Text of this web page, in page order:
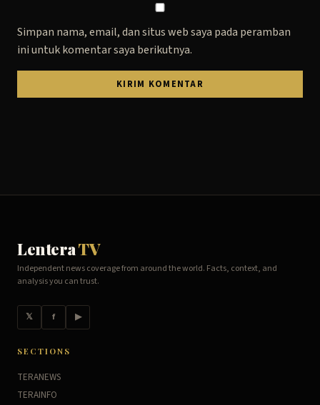
Simpan nama, email, dan situs web saya pada peramban
ini untuk komentar saya berikutnya.
LenteraTV
Independent news coverage from around the world. Facts, context, and
analysis you can trust.
𝕏 f ▶
SECTIONS
TERANEWS
TERAINFO